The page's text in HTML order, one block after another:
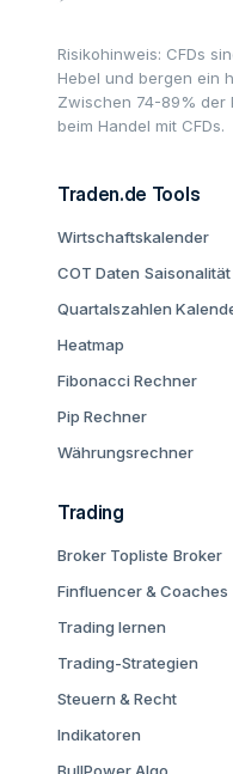
Risikohinweis: CFDs
Hebel und bergen ein
Zwischen 74-89% der
beim Handel mit CFDs.
Traden.de Tools
Wirtschaftskalender
COT Daten Saisonalität
Quartalszahlen
Heatmap
Fibonacci Rechner
Pip Rechner
Währungsrechner
Trading
Broker Topliste Broker
Finfluencer & Coaches
Trading lernen
Trading-Strategien
Steuern & Recht
Indikatoren